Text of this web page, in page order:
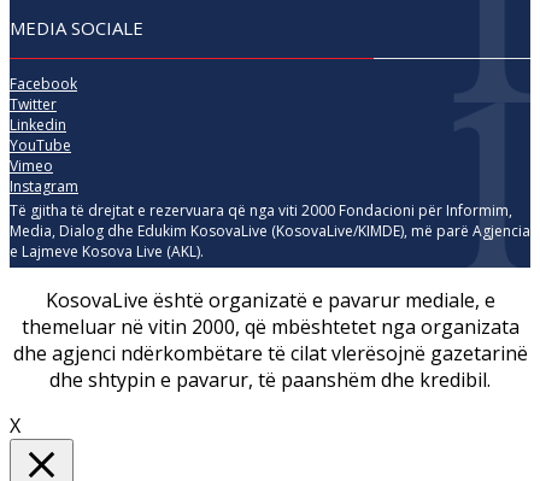
MEDIA SOCIALE
Facebook
Twitter
Linkedin
YouTube
Vimeo
Instagram
Të gjitha të drejtat e rezervuara që nga viti 2000 Fondacioni për Informim,
Media, Dialog dhe Edukim KosovaLive (KosovaLive/KIMDE), më parë Agjencia
e Lajmeve Kosova Live (AKL).
KosovaLive është organizatë e pavarur mediale, e
themeluar në vitin 2000, që mbështetet nga organizata
dhe agjenci ndërkombëtare të cilat vlerësojnë gazetarinë
dhe shtypin e pavarur, të paanshëm dhe kredibil.
X